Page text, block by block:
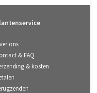
ons
& FAQ
& kosten